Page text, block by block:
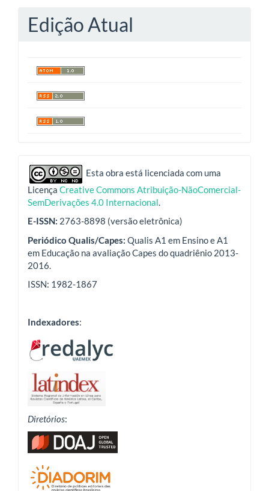
Edição Atual
indexadoresEsta obra está licenciada com uma
Licença Creative Commons Atribuição-NãoComercial-
SemDerivações 4.0 Internacional.
E-ISSN: 2763-8898 (versão eletrônica)
Periódico Qualis/Capes: Qualis A1 em Ensino e A1
em Educação na avaliação Capes do quadriênio 2013-
2016.
ISSN: 1982-1867
Indexadores:
Diretórios: